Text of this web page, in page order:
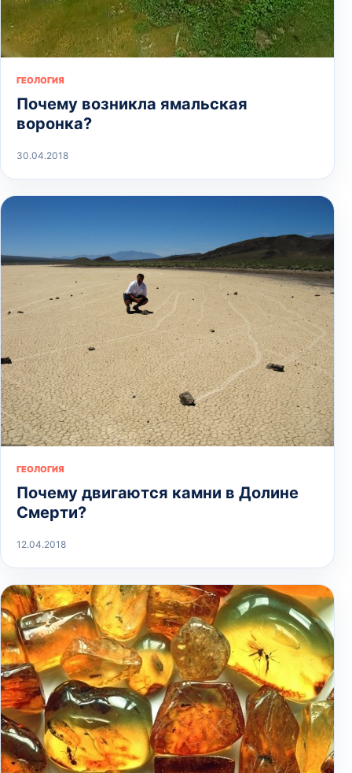
ГЕОЛОГИЯ
Почему возникла ямальская
воронка?
30.04.2018
ГЕОЛОГИЯ
Почему двигаются камни в Долине
Смерти?
12.04.2018